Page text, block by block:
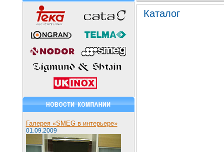
Галерея «SMEG в интерьере»
01.09.2009
Каталог